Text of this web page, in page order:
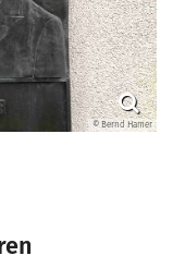
© Bernd Hamer